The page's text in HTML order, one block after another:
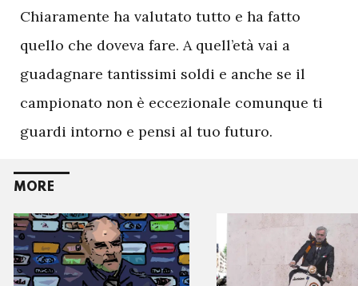
Chiaramente ha valutato tutto e ha fatto
quello che doveva fare. A quell’età vai a
guadagnare tantissimi soldi e anche se il
campionato non è eccezionale comunque ti
guardi intorno e pensi al tuo futuro.
MORE